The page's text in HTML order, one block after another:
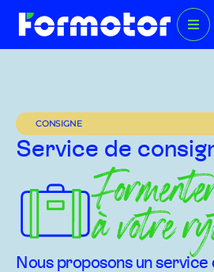
CONSIGNE
Service de
à votre
Nous proposons un service